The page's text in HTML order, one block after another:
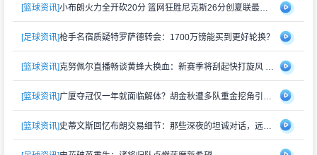
[篮球资讯] 小布朗火力全开砍20分 篮网狂胜尼克斯26分创夏联最大分差
[足球资讯]枪手名宿质疑特罗萨德转会：1700万镑能买到更好轮换？
[篮球资讯] 克努佩尔直播畅谈黄蜂大换血：新赛季将刮起快打旋风 射手群蓄势待发
[篮球资讯] 广厦夺冠仅一年就面临解体？胡金秋遭多队重金挖角引猜测
[篮球资讯] 史蒂文斯回忆布朗交易细节：那些深夜的坦诚对话，远比想象中复杂